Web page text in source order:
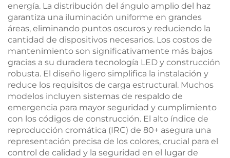
energía. La distribución del ángulo amplio del haz
garantiza una iluminación uniforme en grandes
áreas, eliminando puntos oscuros y reduciendo la
cantidad de dispositivos necesarios. Los costos de
mantenimiento son significativamente más bajos
gracias a su duradera tecnología LED y construcción
robusta. El diseño ligero simplifica la instalación y
reduce los requisitos de carga estructural. Muchos
modelos incluyen sistemas de respaldo de
emergencia para mayor seguridad y cumplimiento
con los códigos de construcción. El alto índice de
reproducción cromática (IRC) de 80+ asegura una
representación precisa de los colores, crucial para el
control de calidad y la seguridad en el lugar de